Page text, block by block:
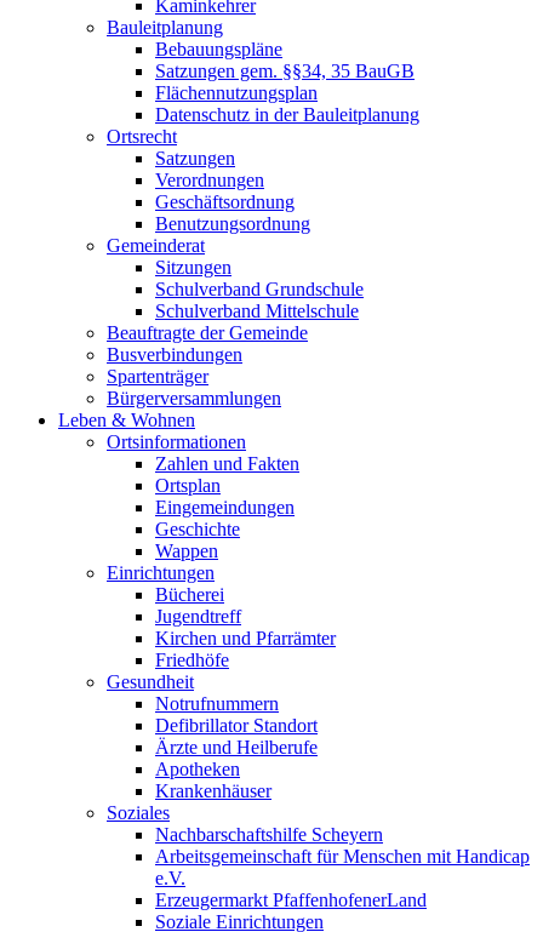
Kaminkehrer
Bauleitplanung
Bebauungspläne
Satzungen gem. §§34, 35 BauGB
Flächennutzungsplan
Datenschutz in der Bauleitplanung
Ortsrecht
Satzungen
Verordnungen
Geschäftsordnung
Benutzungsordnung
Gemeinderat
Sitzungen
Schulverband Grundschule
Schulverband Mittelschule
Beauftragte der Gemeinde
Busverbindungen
Spartenträger
Bürgerversammlungen
Leben & Wohnen
Ortsinformationen
Zahlen und Fakten
Ortsplan
Eingemeindungen
Geschichte
Wappen
Einrichtungen
Bücherei
Jugendtreff
Kirchen und Pfarrämter
Friedhöfe
Gesundheit
Notrufnummern
Defibrillator Standort
Ärzte und Heilberufe
Apotheken
Krankenhäuser
Soziales
Nachbarschaftshilfe Scheyern
Arbeitsgemeinschaft für Menschen mit Handicap
e.V.
Erzeugermarkt PfaffenhofenerLand
Soziale Einrichtungen